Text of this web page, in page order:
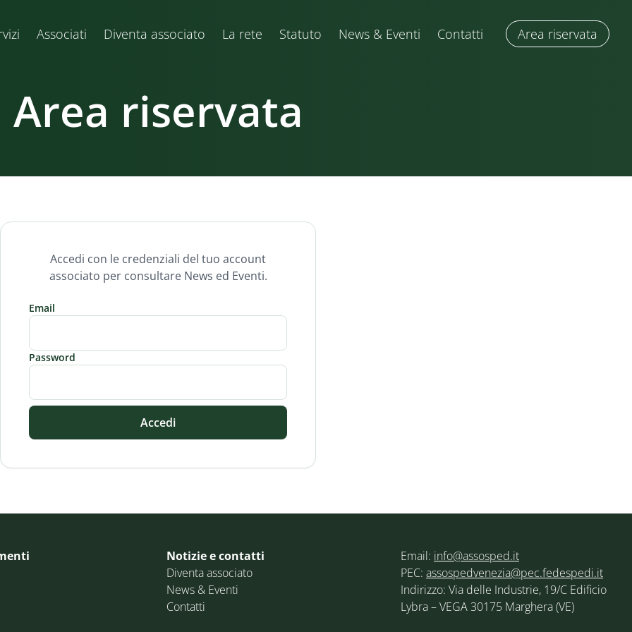
Associati Diventa associato La rete Statuto News & Eventi Contatti Area riservata
Area riservata
Accedi con le credenziali del tuo account
associato per consultare News ed Eventi.
Email
Password
Accedi
Notizie e contatti
Diventa associato
News & Eventi
Contatti
Email: info@assosped.it
PEC: assospedvenezia@pec.fedespedi.it
Indirizzo: Via delle Industrie, 19/C Edificio
Lybra – VEGA 30175 Marghera (VE)